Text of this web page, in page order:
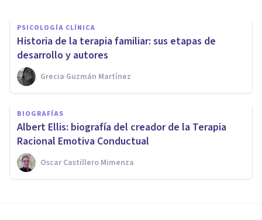
PSICOLOGÍA CLÍNICA
Historia de la terapia familiar: sus etapas de
desarrollo y autores
Grecia Guzmán Martínez
BIOGRAFÍAS
Albert Ellis: biografía del creador de la Terapia
Racional Emotiva Conductual
Oscar Castillero Mimenza